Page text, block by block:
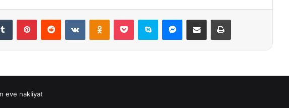
Tumblr PinterestReddit VKontakteOdnoklassniki
Pocket Skype Messenger
E-Posta ile paylaş Yazdır
eve nakliyat